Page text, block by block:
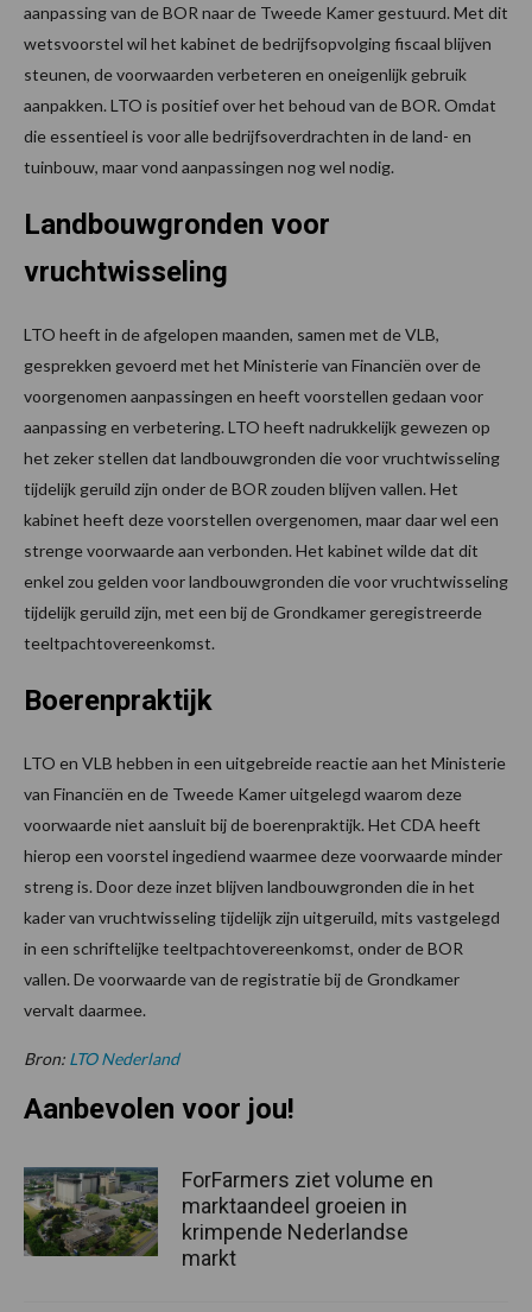
aanpassing van de BOR naar de Tweede Kamer gestuurd. Met dit
wetsvoorstel wil het kabinet de bedrijfsopvolging fiscaal blijven
steunen, de voorwaarden verbeteren en oneigenlijk gebruik
aanpakken. LTO is positief over het behoud van de BOR. Omdat
die essentieel is voor alle bedrijfsoverdrachten in de land- en
tuinbouw, maar vond aanpassingen nog wel nodig.
Landbouwgronden voor
vruchtwisseling
LTO heeft in de afgelopen maanden, samen met de VLB,
gesprekken gevoerd met het Ministerie van Financiën over de
voorgenomen aanpassingen en heeft voorstellen gedaan voor
aanpassing en verbetering. LTO heeft nadrukkelijk gewezen op
het zeker stellen dat landbouwgronden die voor vruchtwisseling
tijdelijk geruild zijn onder de BOR zouden blijven vallen. Het
kabinet heeft deze voorstellen overgenomen, maar daar wel een
strenge voorwaarde aan verbonden. Het kabinet wilde dat dit
enkel zou gelden voor landbouwgronden die voor vruchtwisseling
tijdelijk geruild zijn, met een bij de Grondkamer geregistreerde
teeltpachtovereenkomst.
Boerenpraktijk
LTO en VLB hebben in een uitgebreide reactie aan het Ministerie
van Financiën en de Tweede Kamer uitgelegd waarom deze
voorwaarde niet aansluit bij de boerenpraktijk. Het CDA heeft
hierop een voorstel ingediend waarmee deze voorwaarde minder
streng is. Door deze inzet blijven landbouwgronden die in het
kader van vruchtwisseling tijdelijk zijn uitgeruild, mits vastgelegd
in een schriftelijke teeltpachtovereenkomst, onder de BOR
vallen. De voorwaarde van de registratie bij de Grondkamer
vervalt daarmee.
Bron: LTO Nederland
Aanbevolen voor jou!
ForFarmers ziet volume en
marktaandeel groeien in
krimpende Nederlandse
markt